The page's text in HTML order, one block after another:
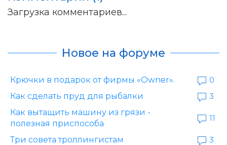
Загрузка комментариев...
Новое на форуме
Крючки в подарок от фирмы «Owner».
0
Как сделать пруд для рыбалки
3
Как вытащить машину из грязи -
полезная приспособа
11
Три совета троллингистам
3